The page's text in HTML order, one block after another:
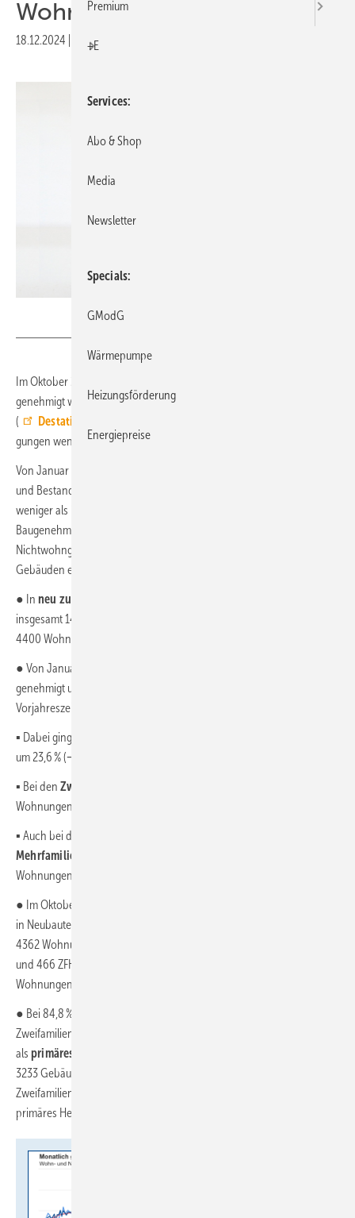
Woh­nun­gen
18.12.2024 Druckvorschau
Im Oktober 2024 ist in Deutschland der Bau von 18 600 Wohnungen
ge­neh­migt worden. Nach Angaben des Statistischen Bundes­amts
(
Destatis
gun­gen weniger als im Oktober 2023.
Von Januar bis Oktober 2024 wurden 175 800 Wohnungen (Neubau
und Bestand) genehmigt. Das waren 19,5 % oder 42 600 Wohnungen
weniger als im Vorjahreszeitraum. In diesen Ergebnissen sind sowohl
Baugenehmigungen für Wohnungen in neuen Wohn- und
Nichtwohngebäuden als auch für neue Wohnungen in bestehenden
Gebäuden enthalten.
● In neu zu errichtenden Wohngebäuden
insgesamt 14 800 Wohnungen genehmigt. Das waren 23,0 % oder
4400 Wohnungen weniger als im Vorjahresmonat.
● Von Januar bis Oktober 2024 wurden 143 500
genehmigt und damit 22,2 % oder 41 000 Wohnungen weniger als im
Vorjahreszeitraum.
▪ Dabei ging die Zahl der Baugenehmigungen für
um 23,6 % (− 9800) auf 31 800 zurück.
▪ Bei den Zweifamilienhäusern
Wohnungen um 13,6 % (− 1700) auf 10 700.
▪ Auch bei der zahlenmäßig stärksten Gebäudeart, den
Mehrfamilienhäusern
Wohnungen deutlich um 22,2 % (− 26 300) auf 92 000 Wohnungen.
● Im Oktober verteilen sich die Baugenehmigungen für Wohnungen
in Neubauten auf 9549 Wohnungen in 886 Mehrfamilienhäusern,
4362 Wohnungen in 3896 Ein- und Zweifamilienhäusern (3430 EFH
und 466 ZFH), 258 Wohnungen in 1916 Nichtwohngebäuden und 881
Wohnungen in 33 Wohnheimen.
● Bei 84,8 % der im Oktober 2024 für 3896 Ein- und
Zweifamilienhäuser (3430 bzw. 466) erteilten Baugenehmigungen ist
als primäres Heizsystem
3233 Gebäude). Bei 2,6 % bzw. 102 der genehmigten Ein- und
Zweifamilienhäuser ist eine Gas-Heizung (Erdgas, Flüssiggas) als
primäres Heizsystem vorgesehen.
Premium
+E
Services
Abo & Shop
Media
Newsletter
Specials
GModG
Wärmepumpe
Heizungsförderung
Energiepreise